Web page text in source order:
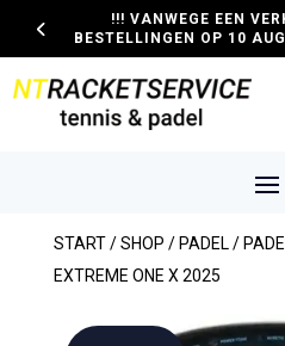
!!! VANWEGE EEN
BESTELLINGEN OP 10
START/SHOP / PADEL /
EXTREME ONE X 2025